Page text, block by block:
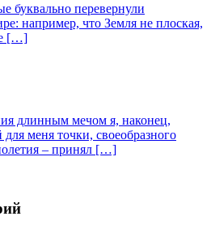
буквально перевернули
например, что Земля не плоская,
[…]
длинным мечом я, наконец,
меня точки, своеобразного
– принял […]